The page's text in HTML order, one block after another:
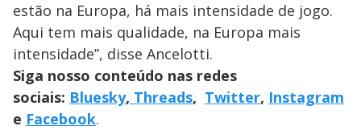
estão na Europa, há mais intensidade de jogo.
Aqui tem mais qualidade, na Europa mais
intensidade”, disse Ancelotti.
Siga nosso conteúdo nas redes
sociais: Bluesky, Threads, Twitter, Instagram
e Facebook.